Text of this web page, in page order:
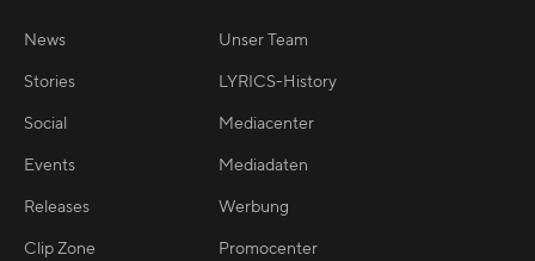
News
Stories
Social
Events
Releases
Clip Zone
Unser Team
LYRICS-History
Mediacenter
Mediadaten
Werbung
Promocenter